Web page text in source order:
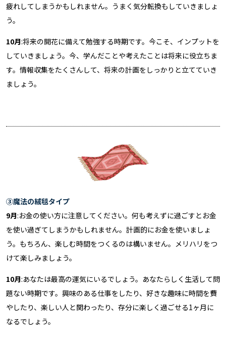
疲れしてしまうかもしれません。うまく気分転換もしていきましょ
う。
10月:将来の開花に備えて勉強する時期です。今こそ、インプットを
していきましょう。今、学んだことや考えたことは将来に役立ちま
す。情報収集をたくさんして、将来の計画をしっかりと立てていき
ましょう。
③魔法の絨毯タイプ
9月:お金の使い方に注意してください。何も考えずに過ごすとお金
を使い過ぎてしまうかもしれません。計画的にお金を使いましょ
う。もちろん、楽しむ時間をつくるのは構いません。メリハリをつ
けて楽しみましょう。
10月:あなたは最高の運気にいるでしょう。あなたらしく生活して問
題ない時期です。興味のある仕事をしたり、好きな趣味に時間を費
やしたり、楽しい人と関わったり、存分に楽しく過ごせる1ヶ月に
なるでしょう。